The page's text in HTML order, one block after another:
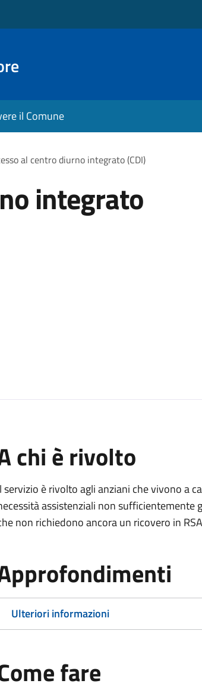
il Comune
al centro diurno integrato (CDI)
integrato
chi è rivolto
servizio è rivolto agli anziani che vivono a
assistenziali non
non richiedono ancora un ricovero in
Ulteriori informazioni
fare